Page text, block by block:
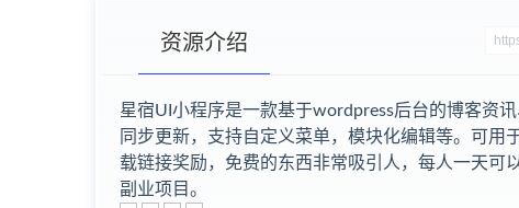
资源介绍
星宿UI小程序是一款基于wordpress后台的博客资
同步更新，支持自定义菜单，模块化编辑等。可
载链接奖励，免费的东西非常吸引人，每人一天可
副业项目。